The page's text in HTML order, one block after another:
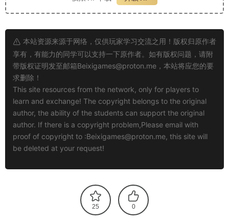
本站资源来源于网络，仅供玩家学习交流之用！版权归原作者
享有，有能力的同学可以支持一下原作者。如有版权问题，请附
带版权证明发至邮箱Beixigames@proton.me ，本站将应您的要
求删除！
This site resources from the network, only for players to
learn and exchange! The copyright belongs to the original
author, the ability of the students can support the original
author. If there is a copyright problem,Please email with
proof of copyright to :Beixigames@proton.me, this site will
be deleted at your request!
25 0